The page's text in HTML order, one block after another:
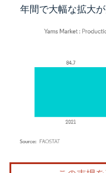
年間で大幅な拡大
画像 © Mordor Intelligence